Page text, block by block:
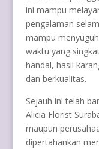
ini mampu
pengalaman
mampu
waktu yang
handal, hasil
dan berkualitas.
Sejauh ini telah
Alicia Florist
maupun
dipertahankan